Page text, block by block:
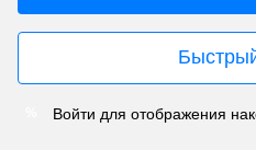
Войти для отображения